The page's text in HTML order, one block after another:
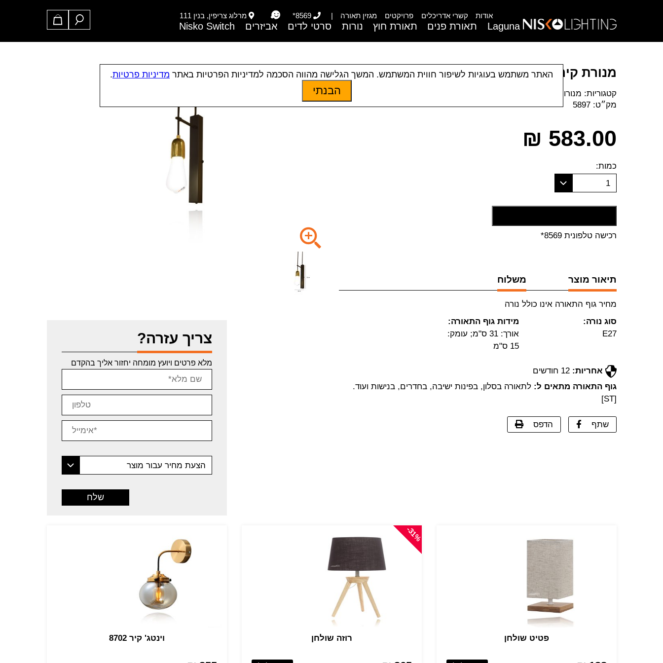
אודות קשרי אדריכלים פרויקטים מגזין תאורה |
8569* מרלוג צריפין, בנין 111
Laguna תאורת פנים תאורת חוץ נורות סרטי לדים אביזרים Nisko Switch
מנורת קיר ויקטוריה
קטגוריות: מנורות קיר
מק״ט:5897
583.00
₪
כמות:
1
רכישה טלפונית 8569*
תיאור מוצר משלוח
מחיר גוף התאורה אינו כולל נורה
סוג נורה:
E27
מידות גוף התאורה:
אורך: 31 ס"מ; עומק:
15 ס"מ
אחריות: 12 חודשים
גוף התאורה מתאים ל:לתאורה בסלון, בפינות ישיבה, בחדרים, בנישות ועוד.
[ST]
שתף הדפס
צריך עזרה?
מלא פרטים ויועץ מומחה יחזור אליך בהקדם
הצעת מחיר עבור מוצר
פטיט שולחן
-31%
רוזה שולחן וינטג' קיר 8702
האתר משתמש בעוגיות לשיפור חווית המשתמש. המשך הגלישה מהווה הסכמה למדיניות הפרטיות באתר מדיניות פרטיות.
הבנתי